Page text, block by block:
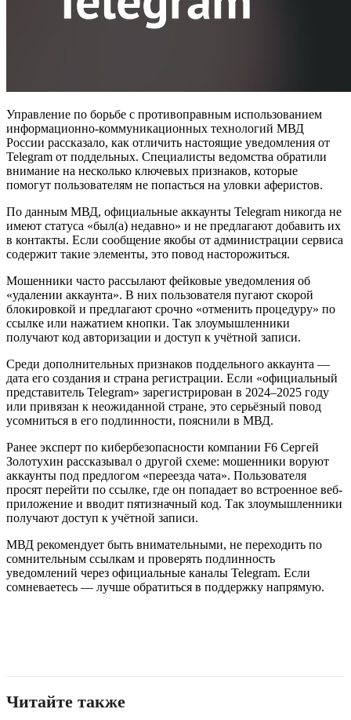
Управление по борьбе с противоправным использованием
информационно-коммуникационных технологий МВД
России рассказало, как отличить настоящие уведомления от
Telegram от поддельных. Специалисты ведомства обратили
внимание на несколько ключевых признаков, которые
помогут пользователям не попасться на уловки аферистов.
По данным МВД, официальные аккаунты Telegram никогда не
имеют статуса «был(а) недавно» и не предлагают добавить их
в контакты. Если сообщение якобы от администрации сервиса
содержит такие элементы, это повод насторожиться.
Мошенники часто рассылают фейковые уведомления об
«удалении аккаунта». В них пользователя пугают скорой
блокировкой и предлагают срочно «отменить процедуру» по
ссылке или нажатием кнопки. Так злоумышленники
получают код авторизации и доступ к учётной записи.
Среди дополнительных признаков поддельного аккаунта —
дата его создания и страна регистрации. Если «официальный
представитель Telegram» зарегистрирован в 2024–2025 году
или привязан к неожиданной стране, это серьёзный повод
усомниться в его подлинности, пояснили в МВД.
Ранее эксперт по кибербезопасности компании F6 Сергей
Золотухин рассказывал о другой схеме: мошенники воруют
аккаунты под предлогом «переезда чата». Пользователя
просят перейти по ссылке, где он попадает во встроенное веб-
приложение и вводит пятизначный код. Так злоумышленники
получают доступ к учётной записи.
МВД рекомендует быть внимательными, не переходить по
сомнительным ссылкам и проверять подлинность
уведомлений через официальные каналы Telegram. Если
сомневаетесь — лучше обратиться в поддержку напрямую.
Читайте также